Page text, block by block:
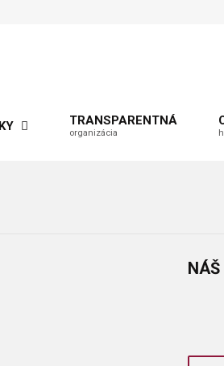
TRANSPARENTNÁ
organizácia
NÁŠ